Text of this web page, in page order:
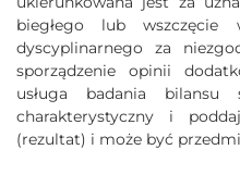
biegłego lub wszczęcie
dyscyplinarnego za
sporządzenie opinii
usługa badania bilansu
charakterystyczny i
(rezultat) i może być